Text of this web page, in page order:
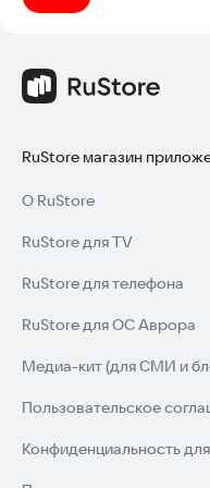
RuStore магазин
О RuStore
RuStore для TV
RuStore для телефона
RuStore для ОС Аврора
Медиа-кит (для СМИ и
Пользовательское
Конфиденциальность